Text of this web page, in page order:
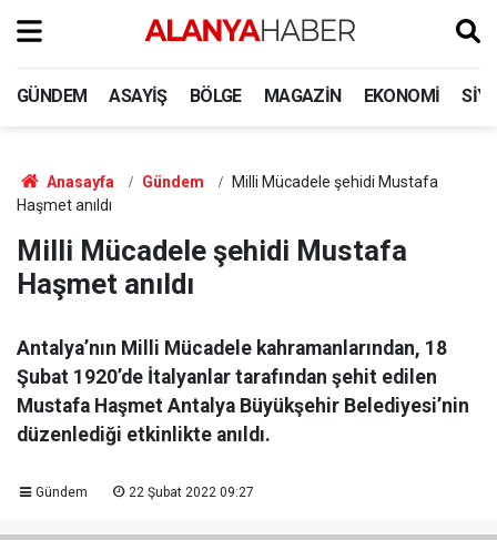
GÜNDEM ASAYIŞ BÖLGE MAGAZIN EKONOMI
Anasayfa Gündem
Milli Mücadele şehidi Mustafa
Haşmet anıldı
Milli Mücadele şehidi Mustafa
Haşmet anıldı
Antalya’nın Milli Mücadele kahramanlarından, 18
Şubat 1920’de İtalyanlar tarafından şehit edilen
Mustafa Haşmet Antalya Büyükşehir Belediyesi’nin
düzenlediği etkinlikte anıldı.
Gündem 22 Şubat 2022 09:27